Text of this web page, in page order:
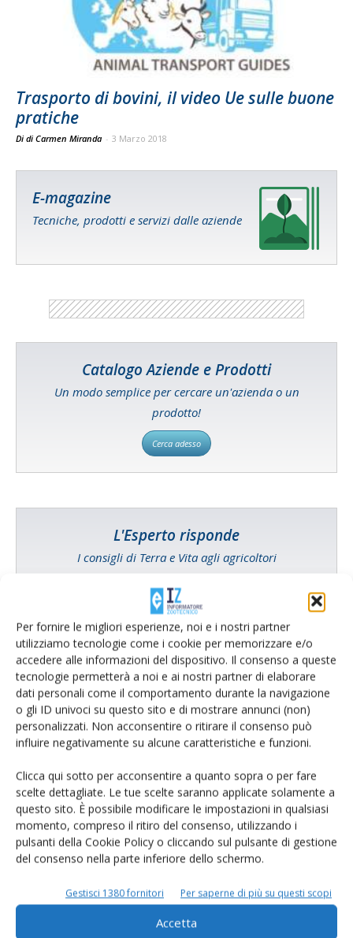
Per fornire le migliori esperienze, noi e i nostri partner
utilizziamo tecnologie come i cookie per memorizzare e/o
accedere alle informazioni del dispositivo. Il consenso a queste
tecnologie permetterà a noi e ai nostri partner di elaborare
dati personali come il comportamento durante la navigazione
o gli ID univoci su questo sito e di mostrare annunci (non)
personalizzati. Non acconsentire o ritirare il consenso può
influire negativamente su alcune caratteristiche e funzioni.
Clicca qui sotto per acconsentire a quanto sopra o per fare
scelte dettagliate. Le tue scelte saranno applicate solamente a
questo sito. È possibile modificare le impostazioni in qualsiasi
momento, compreso il ritiro del consenso, utilizzando i
pulsanti della Cookie Policy o cliccando sul pulsante di gestione
del consenso nella parte inferiore dello schermo.
Gestisci 1380 fornitori Per saperne di più su questi scopi
Accetta
Trasporto di bovini, il video Ue sulle buone
pratiche
Di di Carmen Miranda - 3 Marzo 2018
E-magazine
Tecniche, prodotti e servizi dalle aziende
Catalogo Aziende e Prodotti
Un modo semplice per cercare un'azienda o un
prodotto!
Cerca adesso
L'Esperto risponde
I consigli di Terra e Vita agli agricoltori
Cerca adesso
Rimani aggiornato sul mondo
dell’agricoltura
Iscriviti alle nostre newsletter